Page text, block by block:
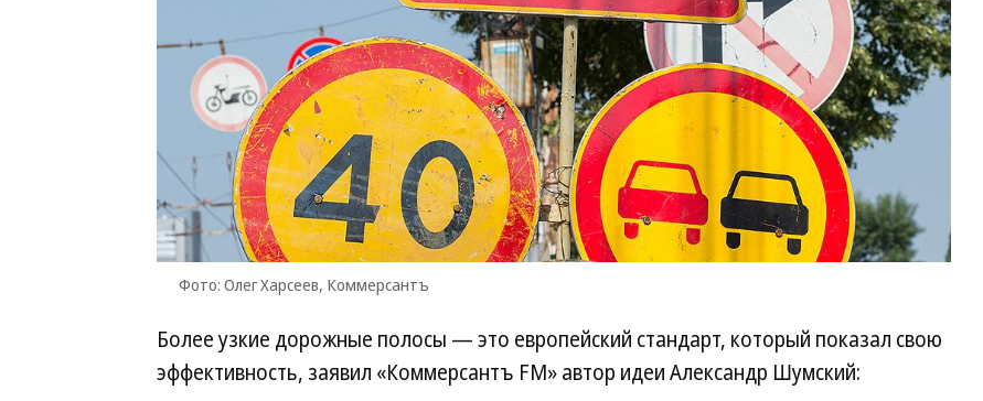
Фото: Олег Харсеев, Коммерсантъ
Более узкие дорожные полосы — это европейский стандарт, который показал свою
эффективность, заявил «Коммерсантъ FM» автор идеи Александр Шумский: